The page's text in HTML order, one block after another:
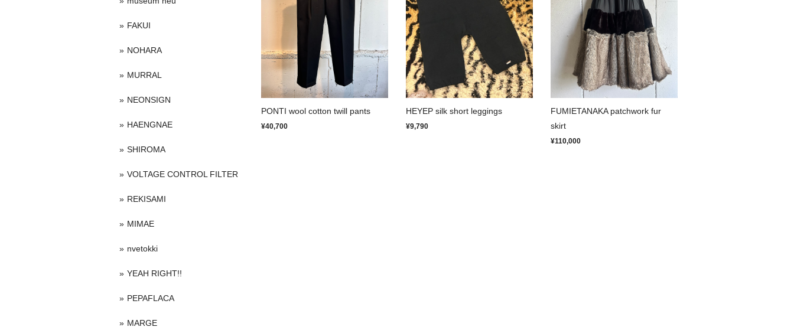
PONTI wool cotton twill pants
¥40,700
HEYEP silk short leggings
¥9,790
FUMIETANAKA patchwork fur
skirt
¥110,000
FAKUI
NOHARA
MURRAL
NEONSIGN
HAENGNAE
SHIROMA
VOLTAGE CONTROL FILTER
REKISAMI
MIMAE
nvetokki
YEAH RIGHT!!
PEPAFLACA
MARGE